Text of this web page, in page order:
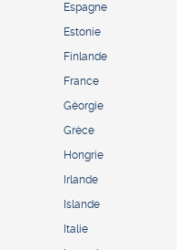
Espagne
Estonie
Finlande
France
Géorgie
Grèce
Hongrie
Irlande
Islande
Italie